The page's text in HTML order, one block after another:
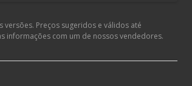
Preços sugeridos e válidos até
informações com um de nossos vendedores.